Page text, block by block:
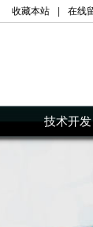
收藏本站 在线
技术开发